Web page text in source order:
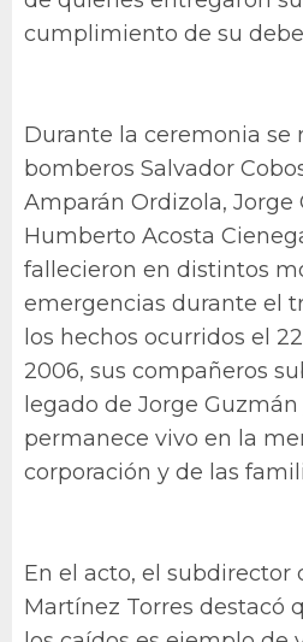
cumplimiento de su
Durante la ceremonia se
bomberos Salvador
Amparán Ordizola, Jorge
Humberto Acosta
fallecieron en distintos
emergencias durante el
los hechos ocurridos el
2006, sus compañeros
legado de Jorge
permanece vivo en la
corporación y de las
En el acto, el subdirector
Martínez Torres destacó